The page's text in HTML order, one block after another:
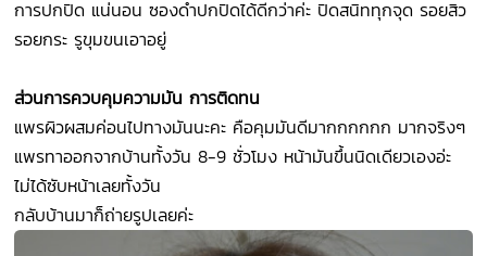
การปกปิด แน่นอน ซองดำปกปิดได้ดีกว่าค่ะ ปิดสนิททุกจุด รอยสิว
รอยกระ รูขุมขนเอาอยู่
ส่วนการควบคุมความมัน การติดทน
แพรผิวผสมค่อนไปทางมันนะคะ คือคุมมันดีมากกกกกก มากจริงๆ
แพรทาออกจากบ้านทั้งวัน 8-9 ชั่วโมง หน้ามันขึ้นนิดเดียวเองอ่ะ
ไม่ได้ซับหน้าเลยทั้งวัน
กลับบ้านมาก็ถ่ายรูปเลยค่ะ